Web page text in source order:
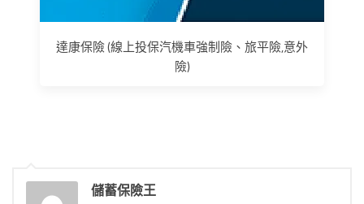
達康保險 (線上投保汽機車強制險、旅平險,意外
險)
儲蓄保險王